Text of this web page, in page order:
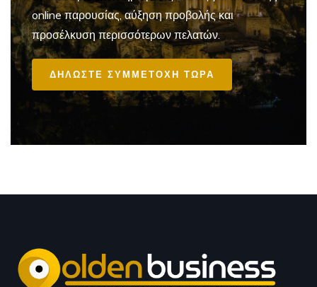
online παρουσίας, αύξηση προβολής και
προσέλκυση περισσότερων πελατών.
ΔΗΛΩΣΤΕ ΣΥΜΜΕΤΟΧΗ ΤΩΡΑ